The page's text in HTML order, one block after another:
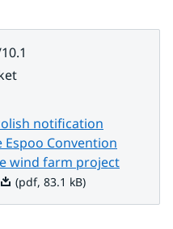
notification
Convention
wind farm project
83.1 kB.
(pdf, 83.1 kB)